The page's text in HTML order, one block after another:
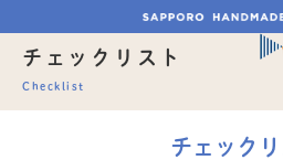
チェックリスト
Checklist
チェックリ